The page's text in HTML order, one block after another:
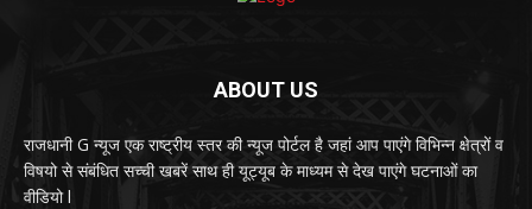
ABOUT US
राजधानी G न्यूज एक राष्ट्रीय स्तर की न्यूज पोर्टल है जहां आप पाएंगे विभिन्न क्षेत्रों व
विषयो से संबंधित सच्ची खबरें साथ ही यूट्यूब के माध्यम से देख पाएंगे घटनाओं का
वीडियो l